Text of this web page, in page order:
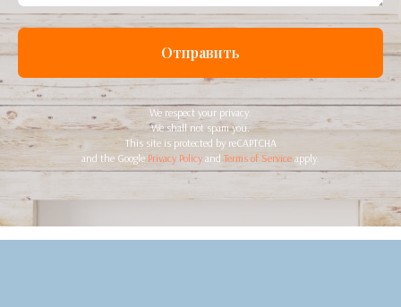
Отправить
We respect your privacy.
We shall not spam you.
This site is protected by reCAPTCHA
and the Google Privacy Policy and Terms of Service apply.